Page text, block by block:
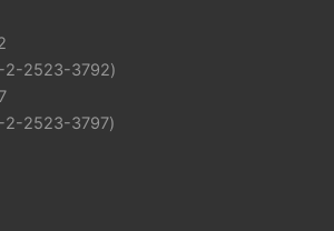
2-2523-3792)
2-2523-3797)